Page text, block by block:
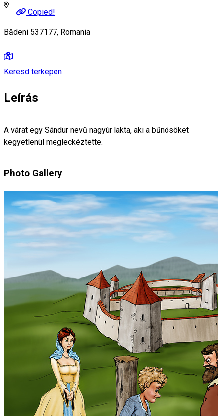
Copied!
Bădeni 537177, Romania
Keresd térképen
Leírás
A várat egy Sándur nevű nagyúr lakta, aki a bűnösöket
kegyetlenül megleckéztette.
Photo Gallery